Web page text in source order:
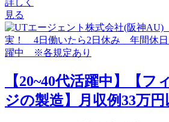
詳しく
見る
【20~40代活躍中】【フ
ジの製造】月収例33万円